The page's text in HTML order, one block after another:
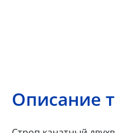
Описание